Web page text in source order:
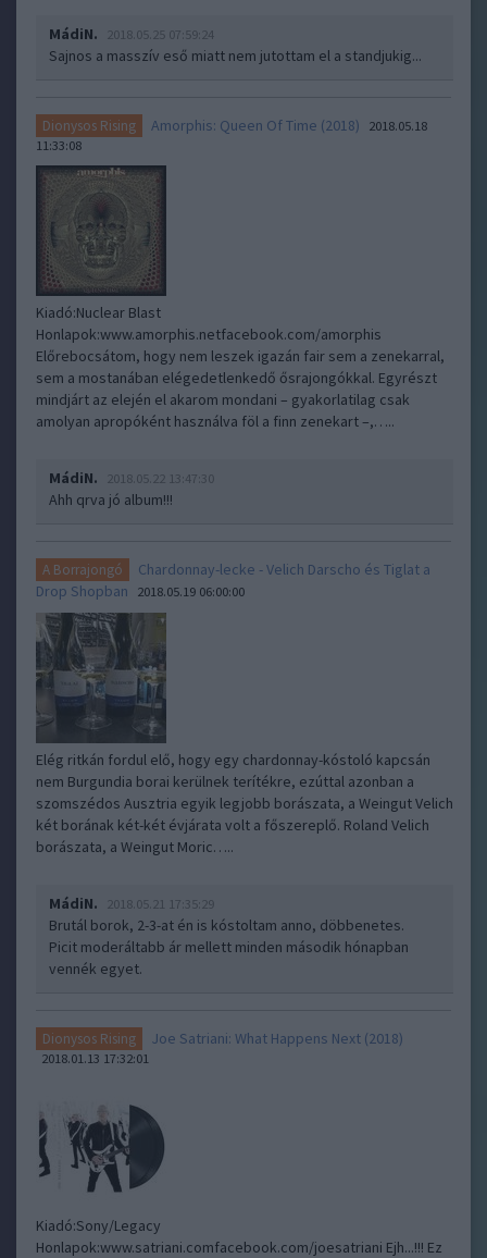
MádiN. 2018.05.25 07:59:24
Sajnos a masszív eső miatt nem jutottam el a standjukig...
Dionysos Rising Amorphis: Queen Of Time (2018)
2018.05.18
11:33:08
Kiadó:Nuclear Blast
Honlapok:www.amorphis.netfacebook.com/amorphis
Előrebocsátom, hogy nem leszek igazán fair sem a zenekarral,
sem a mostanában elégedetlenkedő ősrajongókkal. Egyrészt
mindjárt az elején el akarom mondani – gyakorlatilag csak
amolyan apropóként használva föl a finn zenekart –,…..
MádiN. 2018.05.22 13:47:30
Ahh qrva jó album!!!
A Borrajongó
Chardonnay-lecke - Velich Darscho és Tiglat a
Drop Shopban
2018.05.19 06:00:00
Elég ritkán fordul elő, hogy egy chardonnay-kóstoló kapcsán
nem Burgundia borai kerülnek terítékre, ezúttal azonban a
szomszédos Ausztria egyik legjobb borászata, a Weingut Velich
két borának két-két évjárata volt a főszereplő. Roland Velich
borászata, a Weingut Moric…..
MádiN. 2018.05.21 17:35:29
Brutál borok, 2-3-at én is kóstoltam anno, döbbenetes.
Picit moderáltabb ár mellett minden második hónapban
vennék egyet.
Dionysos Rising Joe Satriani: What Happens Next (2018)
2018.01.13 17:32:01
Kiadó:Sony/Legacy
Honlapok:www.satriani.comfacebook.com/joesatriani Ejh...!!! Ez